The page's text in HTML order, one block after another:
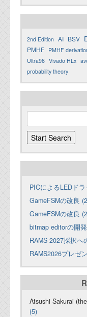
2nd Edition AI BSV
PMHF PMHF
Ultra96 Vivado HLx
probability theory
PICによるLEDド
GameFSMの改良
GameFSMの改良
bitmap editorの開発
RAMS 2027採択
RAMS2026プレゼ
Atsushi Sakurai
(5)